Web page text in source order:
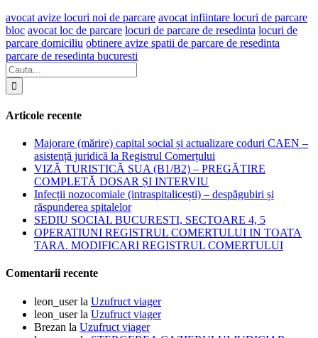
avocat avize locuri noi de parcare avocat infiintare locuri de parcare
bloc avocat loc de parcare locuri de parcare de resedinta locuri de
parcare domiciliu obtinere avize spatii de parcare de resedinta
parcare de resedinta bucuresti
Articole recente
Majorare (mărire) capital social și actualizare coduri CAEN –
asistență juridică la Registrul Comerțului
VIZĂ TURISTICĂ SUA (B1/B2) – PREGĂTIRE
COMPLETĂ DOSAR ȘI INTERVIU
Infecții nozocomiale (intraspitalicești) – despăgubiri și
răspunderea spitalelor
SEDIU SOCIAL BUCURESTI, SECTOARE 4, 5
OPERATIUNI REGISTRUL COMERTULUI IN TOATA
TARA. MODIFICARI REGISTRUL COMERTULUI
Comentarii recente
leon_userla Uzufruct viager
leon_userla Uzufruct viager
Brezan la Uzufruct viager